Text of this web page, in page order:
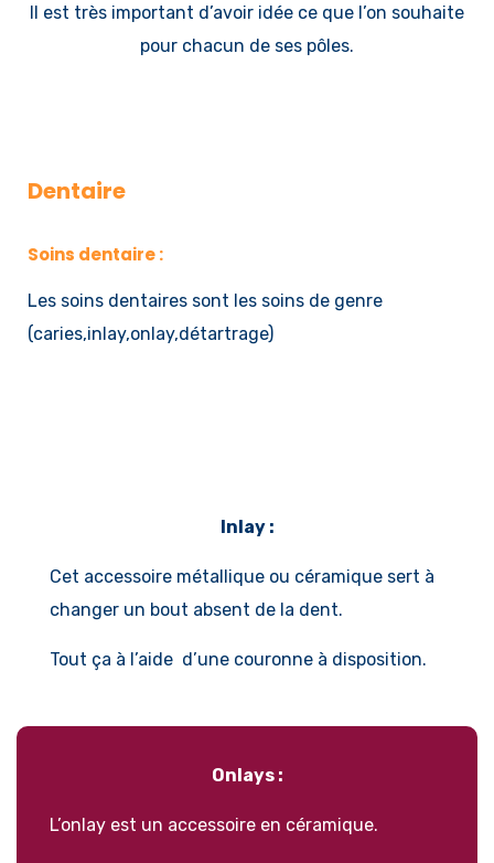
Il est très important d’avoir idée ce que l’on souhaite
pour chacun de ses pôles.
Dentaire
Soins dentaire :
Les soins dentaires sont les soins de genre
(caries,inlay,onlay,détartrage)
Inlay :
Cet accessoire métallique ou céramique sert à
changer un bout absent de la dent.
Tout ça à l’aide d’une couronne à disposition.
Onlays :
L’onlay est un accessoire en céramique.